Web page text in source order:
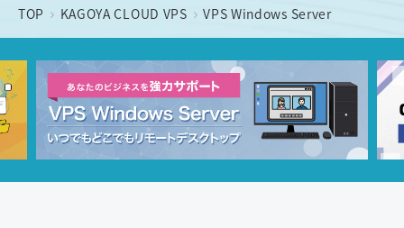
TOP KAGOYA CLOUD VPS VPS Windows Server